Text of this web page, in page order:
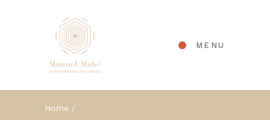
MENU
Home